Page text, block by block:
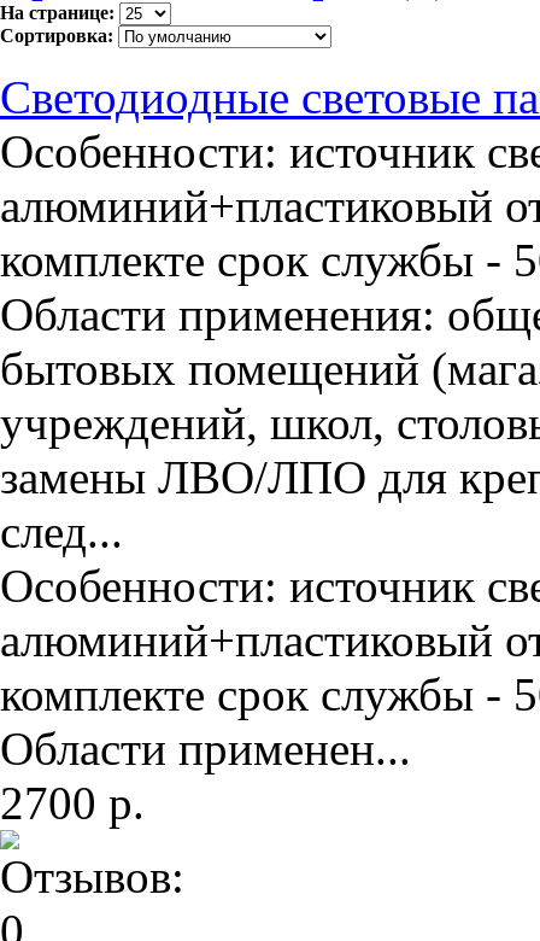
На странице:
Сортировка:
Светодиодные световые
Особенности: источник
алюминий+пластиковый
комплекте срок службы -
Области применения:
бытовых помещений
учреждений, школ,
замены ЛВО/ЛПО для
след...
Особенности: источник
алюминий+пластиковый
комплекте срок службы -
Области применен...
2700 р.